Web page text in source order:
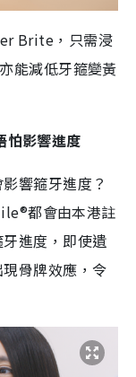
Brite，只需浸
能減低牙箍變黃
影響進度
響箍牙進度？
都會由本港註
進度，即使遺
骨牌效應，令